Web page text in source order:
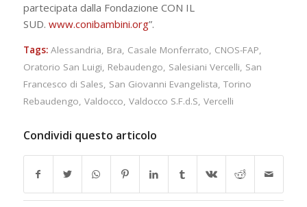
partecipata dalla Fondazione CON IL
SUD. www.conibambini.org”.
Tags: Alessandria, Bra, Casale Monferrato, CNOS-FAP,
Oratorio San Luigi, Rebaudengo, Salesiani Vercelli, San
Francesco di Sales, San Giovanni Evangelista, Torino
Rebaudengo, Valdocco, Valdocco S.F.d.S, Vercelli
Condividi questo articolo